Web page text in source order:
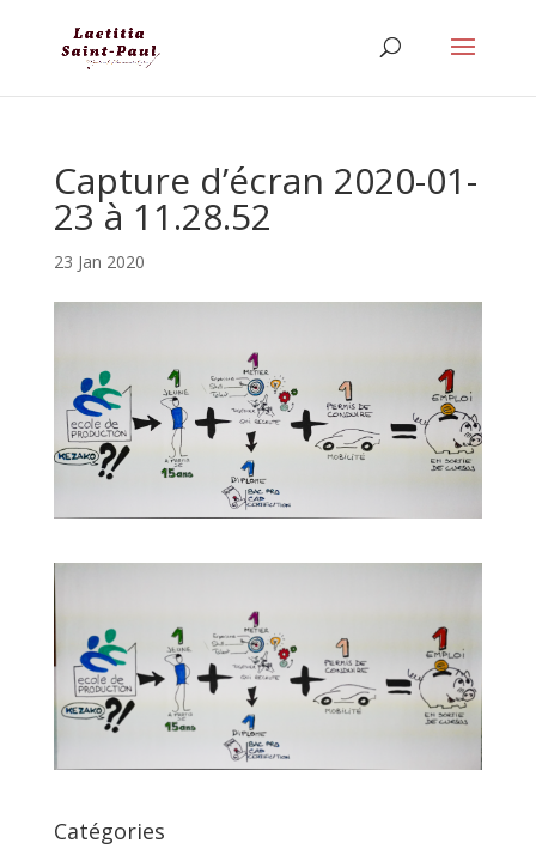
Capture d’écran 2020-01-
23 à 11.28.52
23 Jan 2020
Catégories